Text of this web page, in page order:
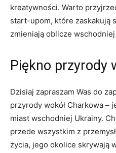
kreatywności. Warto​
start-upom,⁢ które zaskakują
zmieniają oblicze wschodniej
Piękno przyrody
Dzisiaj zapraszam Was do
przyrody wokół Charkowa⁣ –
miast wschodniej Ukrainy.
przede wszystkim z
życia, jego okolice skrywają